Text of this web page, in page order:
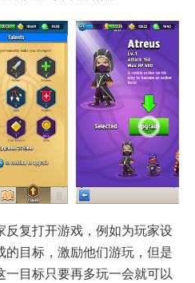
复打开游戏，例如为玩家设
的目标，激励他们游玩，但是
目标只要再多玩一会就可以